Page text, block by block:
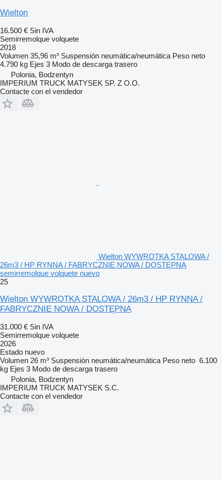
Wielton
16.500 € Sin IVA
Semirremolque volquete
2018
Volumen 35,96 m³ Suspensión neumática/neumática Peso neto
4.790 kg Ejes 3 Modo de descarga trasero
Polonia, Bodzentyn
IMPERIUM TRUCK MATYSEK SP. Z O.O.
Contacte con el vendedor
Wielton WYWROTKA STALOWA /
26m3 / HP RYNNA / FABRYCZNIE NOWA / DOSTĘPNA
semirremolque volquete nuevo
25
Wielton WYWROTKA STALOWA / 26m3 / HP RYNNA /
FABRYCZNIE NOWA / DOSTĘPNA
31.000 € Sin IVA
Semirremolque volquete
2026
Estado nuevo
Volumen 26 m³ Suspensión neumática/neumática Peso neto 6.100
kg Ejes 3 Modo de descarga trasero
Polonia, Bodzentyn
IMPERIUM TRUCK MATYSEK S.C.
Contacte con el vendedor